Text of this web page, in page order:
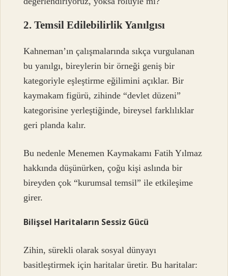
2. Temsil Edilebilirlik Yanılgısı
Kahneman’ın çalışmalarında sıkça vurgulanan
bu yanılgı, bireylerin bir örneği geniş bir
kategoriyle eşleştirme eğilimini açıklar. Bir
kaymakam figürü, zihinde “devlet düzeni”
kategorisine yerleştiğinde, bireysel farklılıklar
geri planda kalır.
Bu nedenle Menemen Kaymakamı Fatih Yılmaz
hakkında düşünürken, çoğu kişi aslında bir
bireyden çok “kurumsal temsil” ile etkileşime
girer.
Bilişsel Haritaların Sessiz Gücü
Zihin, sürekli olarak sosyal dünyayı
basitleştirmek için haritalar üretir. Bu haritalar: